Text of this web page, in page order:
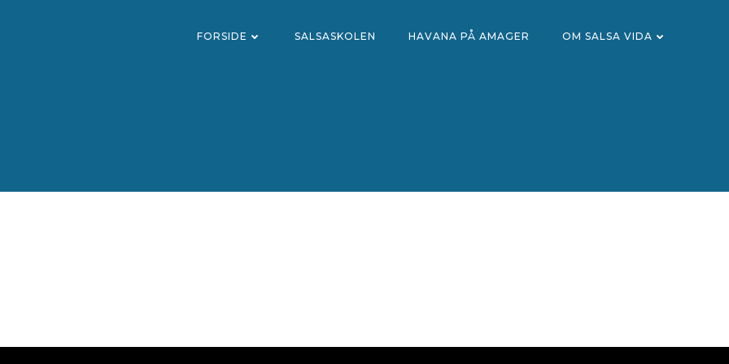
FORSIDE SALSASKOLEN HAVANA PÅ AMAGER OM SALSA VIDA